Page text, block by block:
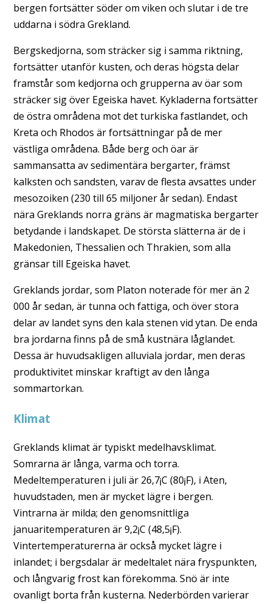
bergen fortsätter söder om viken och slutar i de tre
uddarna i södra Grekland.
Bergskedjorna, som sträcker sig i samma riktning,
fortsätter utanför kusten, och deras högsta delar
framstår som kedjorna och grupperna av öar som
sträcker sig över Egeiska havet. Kykladerna fortsätter
de östra områdena mot det turkiska fastlandet, och
Kreta och Rhodos är fortsättningar på de mer
västliga områdena. Både berg och öar är
sammansatta av sedimentära bergarter, främst
kalksten och sandsten, varav de flesta avsattes under
mesozoiken (230 till 65 miljoner år sedan). Endast
nära Greklands norra gräns är magmatiska bergarter
betydande i landskapet. De största slätterna är de i
Makedonien, Thessalien och Thrakien, som alla
gränsar till Egeiska havet.
Greklands jordar, som Platon noterade för mer än 2
000 år sedan, är tunna och fattiga, och över stora
delar av landet syns den kala stenen vid ytan. De enda
bra jordarna finns på de små kustnära låglandet.
Dessa är huvudsakligen alluviala jordar, men deras
produktivitet minskar kraftigt av den långa
sommartorkan.
Klimat
Greklands klimat är typiskt medelhavsklimat.
Somrarna är långa, varma och torra.
Medeltemperaturen i juli är 26,7¡C (80¡F), i Aten,
huvudstaden, men är mycket lägre i bergen.
Vintrarna är milda; den genomsnittliga
januaritemperaturen är 9,2¡C (48,5¡F).
Vintertemperaturerna är också mycket lägre i
inlandet; i bergsdalar är medeltalet nära fryspunkten,
och långvarig frost kan förekomma. Snö är inte
ovanligt borta från kusterna. Nederbörden varierar